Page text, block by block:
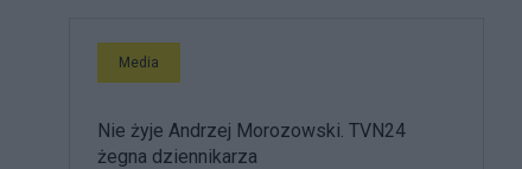
Media
Nie żyje Andrzej Morozowski. TVN24
żegna dziennikarza